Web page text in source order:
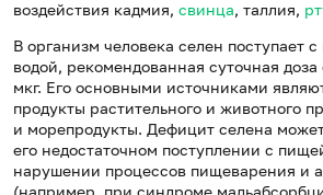
воздействия кадмия, свинца, таллия,
В организм человека селен поступает
водой, рекомендованная суточная доза
мкг. Его основными источниками
продукты растительного и животного
и морепродукты. Дефицит селена
его недостаточном поступлении с
нарушении процессов пищеварения и